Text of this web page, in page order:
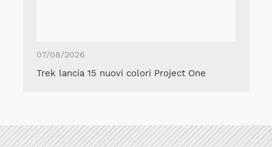
07/08/2026
Trek lancia 15 nuovi colori Project One